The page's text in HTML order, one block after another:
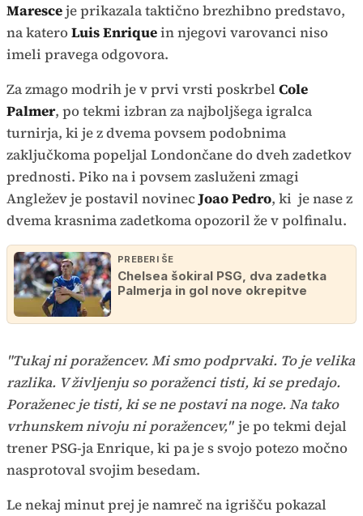
Maresceje prikazala taktično brezhibno predstavo,
na kateroLuis Enriquein njegovi varovanci niso
imeli pravega odgovora.
Za zmago modrih je v prvi vrsti poskrbel Cole
Palmer, po tekmi izbran za najboljšega igralca
turnirja, ki je z dvema povsem podobnima
zaključkoma popeljal Londončane do dveh zadetkov
prednosti. Piko na i povsem zasluženi zmagi
Angležev je postavil novinecJoao Pedro, ki je nase z
dvema krasnima zadetkoma opozoril že v polfinalu.
PREBERI ŠE
Chelsea šokiral PSG, dva zadetka
Palmerja in gol nove okrepitve
"Tukaj ni poražencev. Mi smo podprvaki. To je velika
razlika. V življenju so poraženci tisti, ki se predajo.
Poraženec je tisti, ki se ne postavi na noge. Na tako
vrhunskem nivoju ni poražencev," je po tekmi dejal
trener PSG-ja Enrique, ki pa je s svojo potezo močno
nasprotoval svojim besedam.
Le nekaj minut prej je namreč na igrišču pokazal